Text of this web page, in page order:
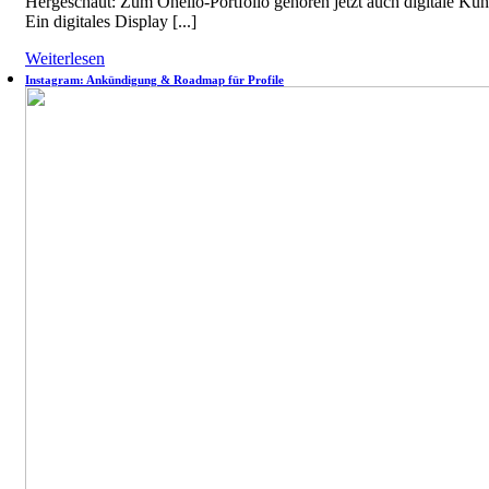
Ein digitales Display [...]
Weiterlesen
Instagram: Ankündigung & Roadmap für Profile